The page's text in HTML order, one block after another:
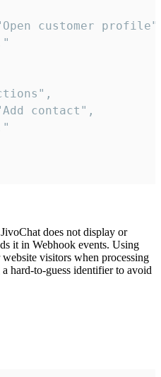
customer
contact",
does not display or
it in Webhook events. Using
visitors when processing
hard-to-guess identifier to avoid